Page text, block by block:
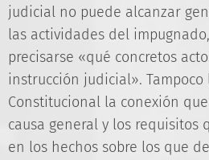
judicial no puede alcanzar
las actividades del
precisarse «qué concretos
instrucción judicial».
Constitucional la conexión
causa general y los requisitos
en los hechos sobre los que